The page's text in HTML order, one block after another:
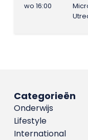
wo 16:00
Categorieën
Onderwijs
Lifestyle
International